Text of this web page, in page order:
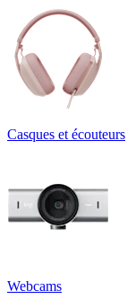
Casques et écouteurs
Webcams